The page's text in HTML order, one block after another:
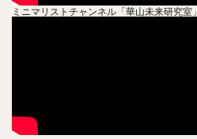
ミニマリストチャンネル「華山未来研究室」